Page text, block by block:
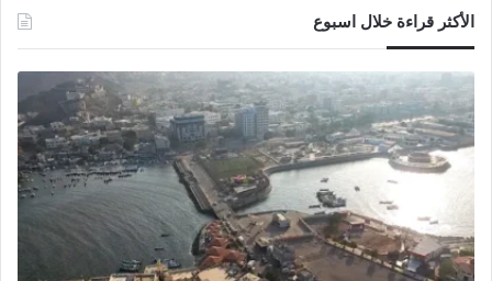
الأكثر قراءة خلال اسبوع